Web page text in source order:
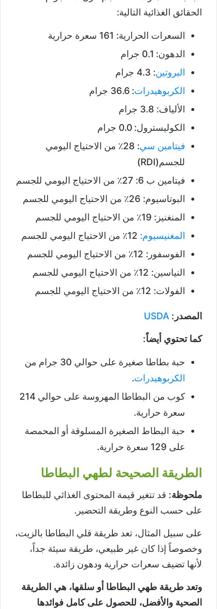
الحقائق الغذائية التالية:
السعرات الحرارية: 161 سعرة حرارية
الدهون: 0.1 جرام
البروتين: 4.3 جرام
الكربوهيدرات: 36.6 جرام
الألياف: 3.8 جرام
الكوليسترول: 0.0 جرام
فيتامين سي
: 28٪ من الاحتياج اليومي
للجسم(RDI)
فيتامين ب 6: 27٪ من الاحتياج اليومي للجسم
البوتاسيوم: 26٪ من الاحتياج اليومي للجسم
المنغنيز: 19٪ من الاحتياج اليومي للجسم
المغنيسيوم:
الفوسفور: 12٪ من الاحتياج اليومي للجسم
النياسين: 12٪ من الاحتياج اليومي للجسم
الفولات: 12٪ من الاحتياج اليومي للجسم
المصدر: USDA
كما تحتوي أيضاً:
حبة بطاطا صغيرة على حوالي 30 جرام من
الكربوهيدرات.
كوب من البطاطا المهروسة على حوالي 214
سعرة حرارية.
حبة البطاط الصغيرة المسلوقة أو المحمصة
على 129 سعرة حرارية.
الطريقة الصحيحة لطهي البطاطا
ملحوظة: قد تتغير قيمة المحتوى الغذائي للبطاطا
على حسب النوع وطريقة التحضير.
على سبيل المثال، تعد طريقة قلي البطاطا بالزيت،
وخصوصاً إذا كان غير طبيعي، طريقة سيئة جداً،
لأنها تضيف سعرات حرارية ودهون زائدة.
وتعد طريقة طهي البطاطا أو سلقها، هي الطريقة
الصحية والأفضل، للحصول على كامل فوائدها